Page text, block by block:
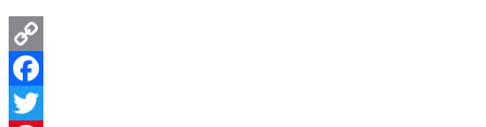
Copy
Link
Facebook